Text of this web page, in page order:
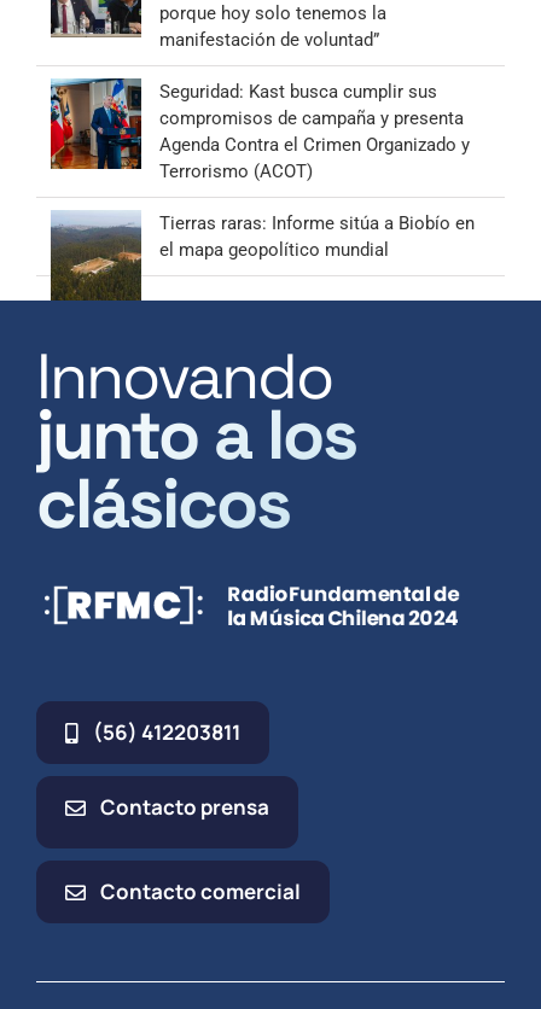
porque hoy solo tenemos la
manifestación de voluntad”
Seguridad: Kast busca cumplir sus
compromisos de campaña y presenta
Agenda Contra el Crimen Organizado y
Terrorismo (ACOT)
Tierras raras: Informe sitúa a Biobío en
el mapa geopolítico mundial
Innovando
junto a los
clásicos
(56) 412203811
Contacto prensa
Contacto comercial